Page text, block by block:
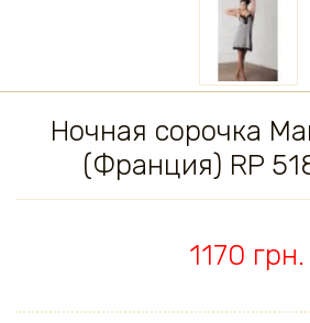
Ночная сорочка
(Франция) RP
1170 грн.